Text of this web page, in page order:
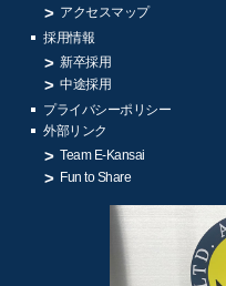
アクセスマップ
採用情報
新卒採用
中途採用
プライバシーポリシー
外部リンク
Team E-Kansai
Fun to Share